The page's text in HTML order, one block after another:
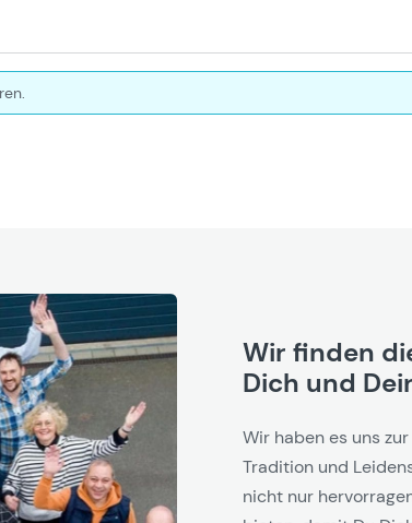
Wir finden
Dich und
Wir haben es uns
Tradition und
nicht nur